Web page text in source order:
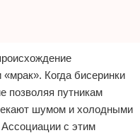
Когда бисеринки
позволяя путникам
шумом и холодными
с этим